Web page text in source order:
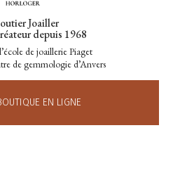
Joailler
depuis 1968
de joaillerie Piaget
de gemmologie d’Anvers
EN LIGNE